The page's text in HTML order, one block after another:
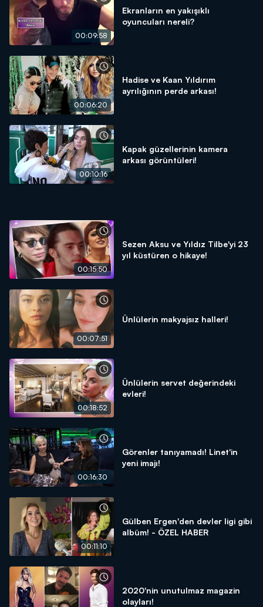
00:09:58
Ekranların en yakışıklı
oyuncuları nereli?
00:06:20
Hadise ve Kaan Yıldırım
ayrılığının perde arkası!
00:10:16
Kapak güzellerinin kamera
arkası görüntüleri!
00:15:50
Sezen Aksu ve Yıldız Tilbe'yi 23
yıl küstüren o hikaye!
00:07:51
Ünlülerin makyajsız halleri!
00:18:52
Ünlülerin servet değerindeki
evleri!
00:16:30
Görenler tanıyamadı! Linet'in
yeni imajı!
00:11:10
Gülben Ergen'den devler ligi gibi
albüm! - ÖZEL HABER
2020'nin unutulmaz magazin
olayları!